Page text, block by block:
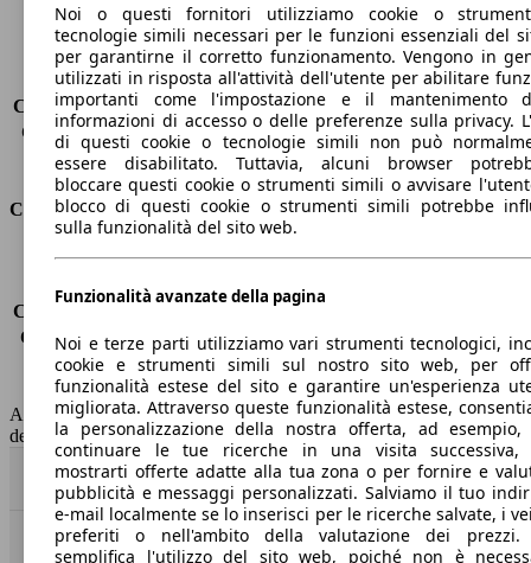
Porte
5
Sedili
5
Carico sul tetto
-
Capacità di traino (senza freni) -
Capacità di traino (con freni)
1500 kg
Volume del bagagliaio
521 - 1810 l
Consumi
Emissioni di CO2*
125 g/km (komb.)
Consumo (urbano)
5.2 l/100km
Consumo (extra-urbano)
4.5 l/100km
Consumo (combinato)*
4.8 l/100km
Classe di emissione
Euro 6
Capacità del serbatoio
50 l
AutoScout24 non si assume alcuna responsabilità per la correttezza
dei dati.
Torna su
Benvenuti su AutoScout24, il mercato auto europeo.
Noi o questi fornitori utilizziamo cookie o
tecnologie simili necessari per le funzioni essenziali del
per garantirne il corretto funzionamento. Vengono in
utilizzati in risposta all'attività dell'utente per abilitare
importanti come l'impostazione e il mantenimento
informazioni di accesso o delle preferenze sulla privacy.
di questi cookie o tecnologie simili non può
essere disabilitato. Tuttavia, alcuni browser
bloccare questi cookie o strumenti simili o avvisare
blocco di questi cookie o strumenti simili potrebbe
sulla funzionalità del sito web.
Funzionalità avanzate della pagina
Noi e terze parti utilizziamo vari strumenti tecnologici,
cookie e strumenti simili sul nostro sito web, per
funzionalità estese del sito e garantire un'esperienza
migliorata. Attraverso queste funzionalità estese,
la personalizzazione della nostra offerta, ad esempio,
continuare le tue ricerche in una visita successiva,
mostrarti offerte adatte alla tua zona o per fornire e
pubblicità e messaggi personalizzati. Salviamo il tuo
e-mail localmente se lo inserisci per le ricerche salvate, i
preferiti o nell'ambito della valutazione dei prezzi.
semplifica l'utilizzo del sito web, poiché non è